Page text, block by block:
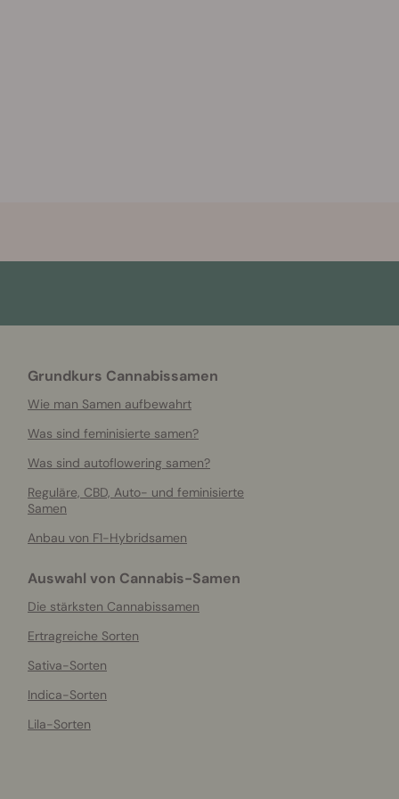
Grundkurs Cannabissamen
Wie man Samen aufbewahrt
Was sind feminisierte samen?
Was sind autoflowering samen?
Reguläre, CBD, Auto- und feminisierte
Samen
Anbau von F1-Hybridsamen
Auswahl von Cannabis-Samen
Die stärksten Cannabissamen
Ertragreiche Sorten
Sativa-Sorten
Indica-Sorten
Lila-Sorten